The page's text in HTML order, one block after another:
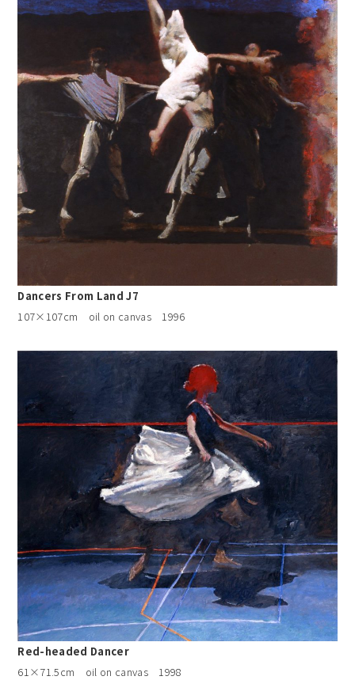
Dancers From Land J7
107×107cm oil on canvas 1996
Red-headed Dancer
61×71.5cm oil on canvas 1998